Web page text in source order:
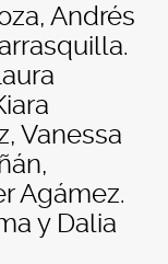
Andrés
Vanessa
Agámez.
y Dalia